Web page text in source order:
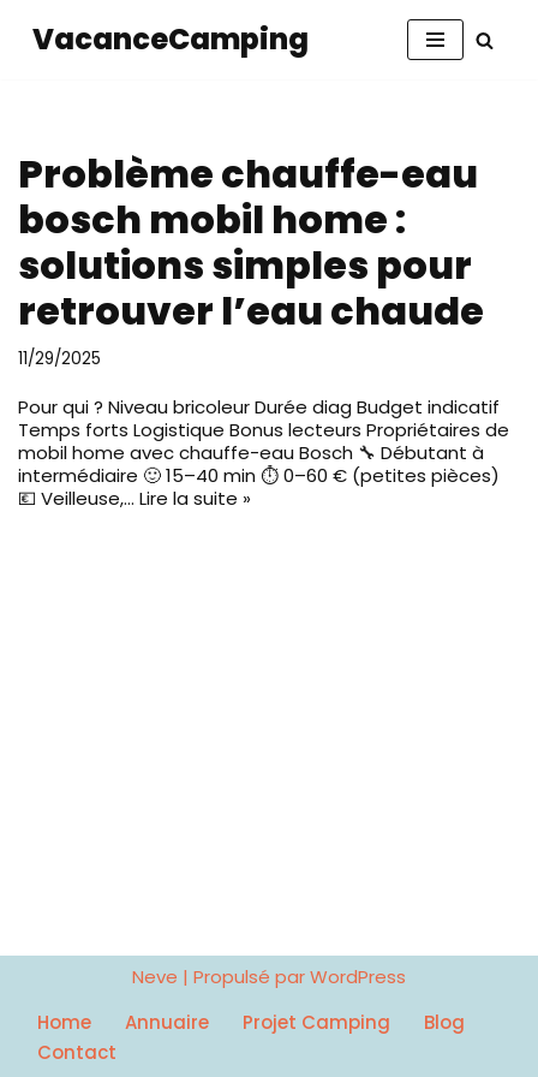
VacanceCamping
Problème chauffe-eau
bosch mobil home :
solutions simples pour
retrouver l’eau chaude
11/29/2025
Pour qui ? Niveau bricoleur Durée diag Budget indicatif
Temps forts Logistique Bonus lecteurs Propriétaires de
mobil home avec chauffe-eau Bosch 🔧 Débutant à
intermédiaire 🙂 15–40 min ⏱️ 0–60 € (petites pièces)
💶 Veilleuse,… Lire la suite »
Neve | Propulsé parWordPress
Home
Annuaire Projet Camping
Blog
Contact